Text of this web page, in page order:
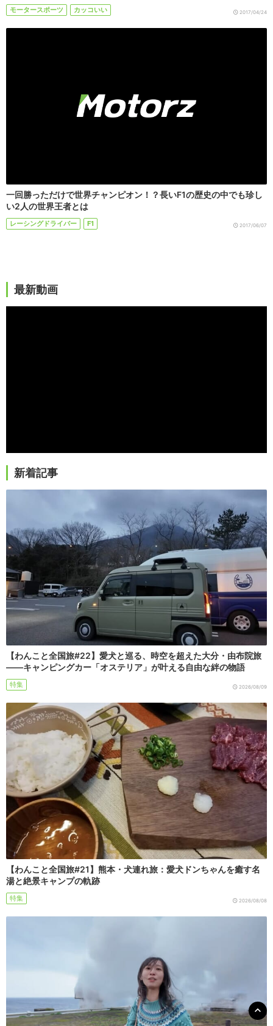
モータースポーツ カッコいい 2017/04/24
一回勝っただけで世界チャンピオン！？長いF1の歴史の中でも珍し
い2人の世界王者とは
レーシングドライバー F1 2017/06/07
最新動画
新着記事
【わんこと全国旅#22】愛犬と巡る、時空を超えた大分・由布院旅
――キャンピングカー「オステリア」が叶える自由な絆の物語
特集 2026/08/09
【わんこと全国旅#21】熊本・犬連れ旅：愛犬ドンちゃんを癒す名
湯と絶景キャンプの軌跡
特集 2026/08/08